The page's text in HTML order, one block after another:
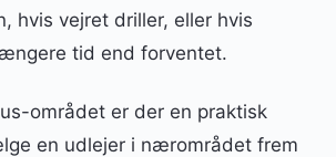
hvis vejret driller, eller hvis
tid end forventet.
området er der en praktisk
en udlejer i nærområdet frem